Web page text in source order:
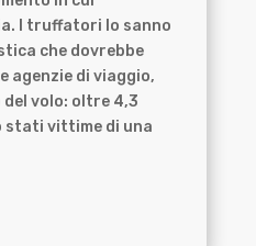
I truffatori lo sanno
che dovrebbe
agenzie di viaggio,
volo: oltre 4,3
stati vittime di una